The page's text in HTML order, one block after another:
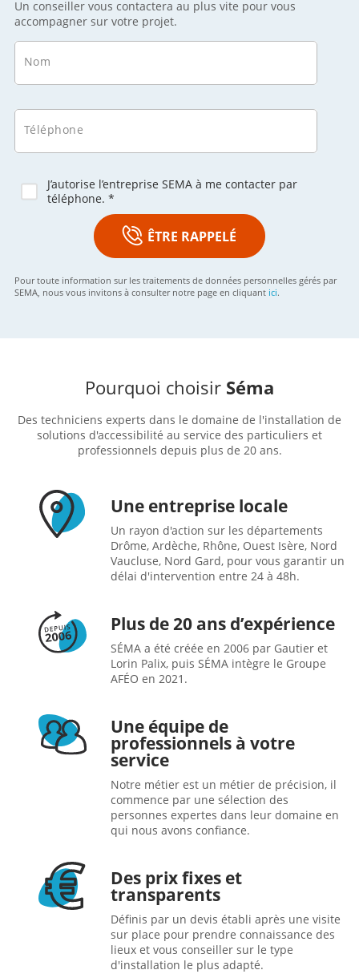
Un conseiller vous contactera au plus vite pour vous
accompagner sur votre projet.
Nom
Téléphone
J’autorise l’entreprise SEMA à me contacter par
téléphone. *
ÊTRE RAPPELÉ
Pour toute information sur les traitements de données personnelles gérés par
SEMA, nous vous invitons à consulter notre page en cliquant ici.
Pourquoi choisir Séma
Des techniciens experts dans le domaine de l'installation de
solutions d'accessibilité au service des particuliers et
professionnels depuis plus de 20 ans.
Une entreprise locale
Un rayon d'action sur les départements
Drôme, Ardèche, Rhône, Ouest Isère, Nord
Vaucluse, Nord Gard, pour vous garantir un
délai d'intervention entre 24 à 48h.
Plus de 20 ans d’expérience
SÉMA a été créée en 2006 par Gautier et
Lorin Palix, puis SÉMA intègre le Groupe
AFÉO en 2021.
Une équipe de
professionnels à votre
service
Notre métier est un métier de précision, il
commence par une sélection des
personnes expertes dans leur domaine en
qui nous avons confiance.
Des prix fixes et
transparents
Définis par un devis établi après une visite
sur place pour prendre connaissance des
lieux et vous conseiller sur le type
d'installation le plus adapté.